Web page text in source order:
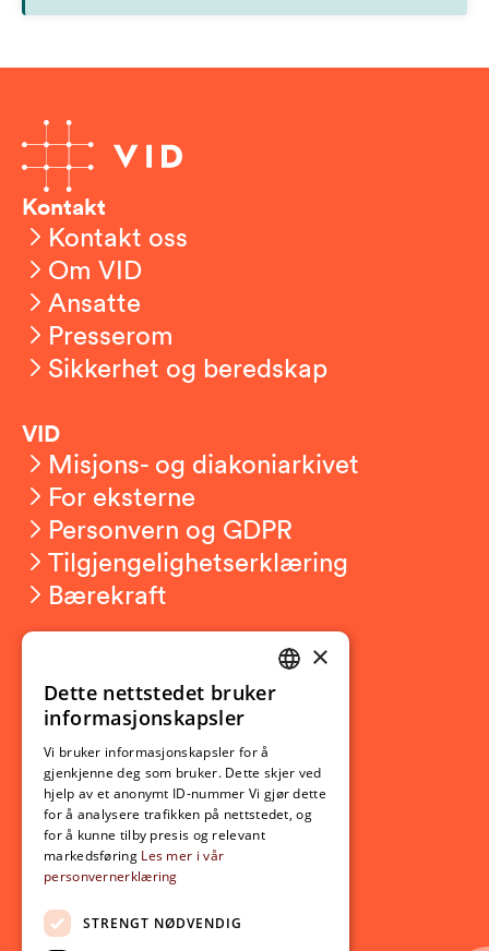
Kontakt
Kontakt oss
Om VID
Ansatte
Presserom
Sikkerhet og beredskap
VID
Misjons- og diakoniarkivet
For eksterne
Personvern og GDPR
Tilgjengelighetserklæring
Bærekraft
Ny student
Utveksling
Opptak
Lov- og regelverk
Aktuelt
Nyheter
Arrangementer
NORWEGIAN
×
Dette nettstedet bruker
informasjonskapsler
Vi bruker informasjonskapsler for å
gjenkjenne deg som bruker. Dette skjer ved
hjelp av et anonymt ID-nummer Vi gjør dette
for å analysere trafikken på nettstedet, og
for å kunne tilby presis og relevant
markedsføring Les mer i vår
personvernerklæring
STRENGT NØDVENDIG